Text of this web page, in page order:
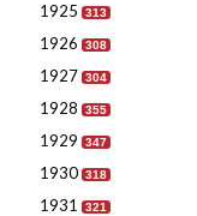
1925 313
1926 308
1927 304
1928 355
1929 347
1930 318
1931 321